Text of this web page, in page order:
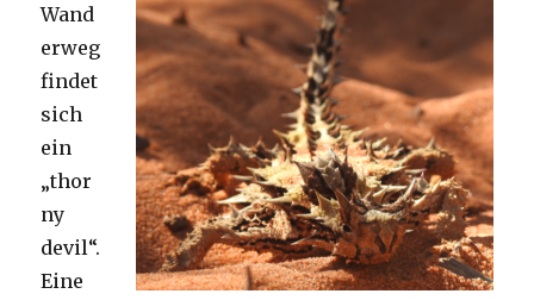
Wand
erweg
findet
sich
ein
„thor
ny
devil“.
Eine